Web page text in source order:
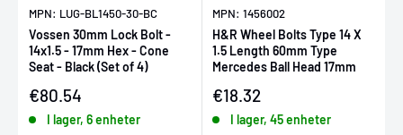
MPN: LUG-BL1450-30-BC
Vossen 30mm Lock Bolt -
14x1.5 - 17mm Hex - Cone
Seat - Black (Set of 4)
Försäljningspris
€80.54
I lager, 6 enheter
MPN: 1456002
H&R Wheel Bolts Type 14 X
1.5 Length 60mm Type
Mercedes Ball Head 17mm
Försäljningspris
€18.32
I lager, 45 enheter